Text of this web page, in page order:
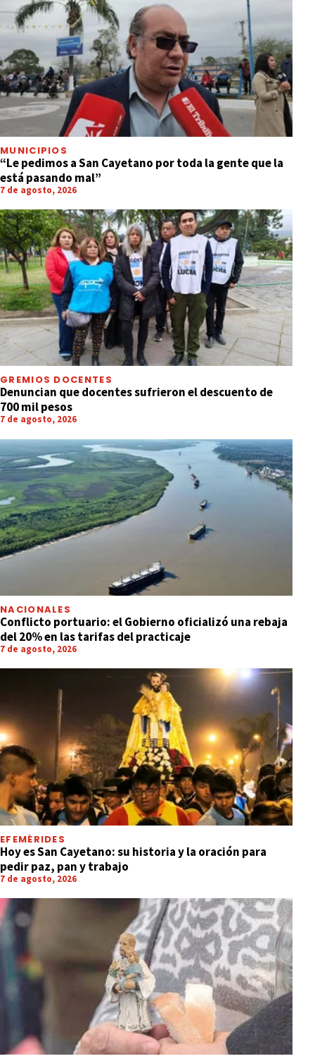
MUNICIPIOS
“Le pedimos a San Cayetano por toda la gente que la
está pasando mal”
7 de agosto, 2026
GREMIOS DOCENTES
Denuncian que docentes sufrieron el descuento de
700 mil pesos
7 de agosto, 2026
NACIONALES
Conflicto portuario: el Gobierno oficializó una rebaja
del 20% en las tarifas del practicaje
7 de agosto, 2026
EFEMÉRIDES
Hoy es San Cayetano: su historia y la oración para
pedir paz, pan y trabajo
7 de agosto, 2026